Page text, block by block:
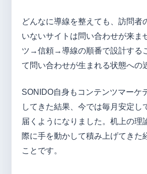
どんなに導線を整えても、訪問者
いないサイトは問い合わせが来ま
ツ→信頼→導線の順番で設計する
て問い合わせが生まれる状態への
SONIDO自身もコンテンツマーケ
してきた結果、今では毎月安定し
届くようになりました。机上の理
際に手を動かして積み上げてきた
ことです。